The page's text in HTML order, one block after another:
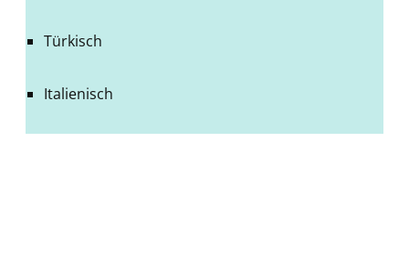
Türkisch
Italienisch